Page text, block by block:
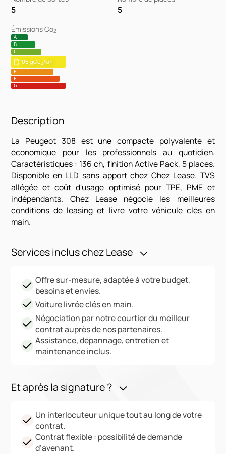
5 5
Émissions Co2
A
B
C
D106 gCo2/km
E
F
G
Description
La Peugeot 308 est une compacte polyvalente et
économique pour les professionnels au quotidien.
Caractéristiques : 136 ch, finition Active Pack, 5 places.
Disponible en LLD sans apport chez Chez Lease. TVS
allégée et coût d'usage optimisé pour TPE, PME et
indépendants. Chez Lease négocie les meilleures
conditions de leasing et livre votre véhicule clés en
main.
Services inclus chez Lease
Offre sur-mesure, adaptée à votre budget,
besoins et envies.
Voiture livrée clés en main.
Négociation par notre courtier du meilleur
contrat auprès de nos partenaires.
Assistance, dépannage, entretien et
maintenance inclus.
Et après la signature ?
Un interlocuteur unique tout au long de votre
contrat.
Contrat flexible : possibilité de demande
d’avenant.